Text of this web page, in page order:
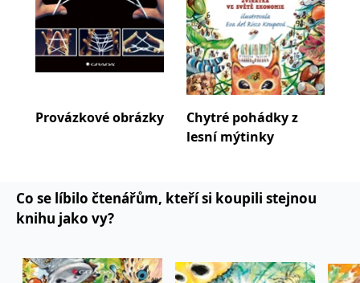
Provázkové obrázky
Chytré pohádky z
lesní mýtinky
Co se líbilo čtenářům, kteří si koupili stejnou
knihu jako vy?